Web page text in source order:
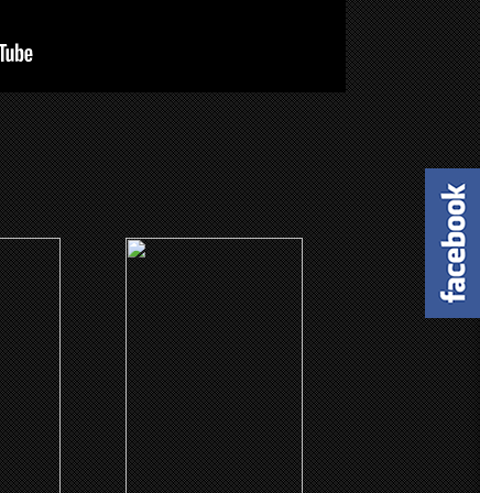
(2015)
Los juegos del hambre:
Sinsajo - Parte 2
CLICK ME